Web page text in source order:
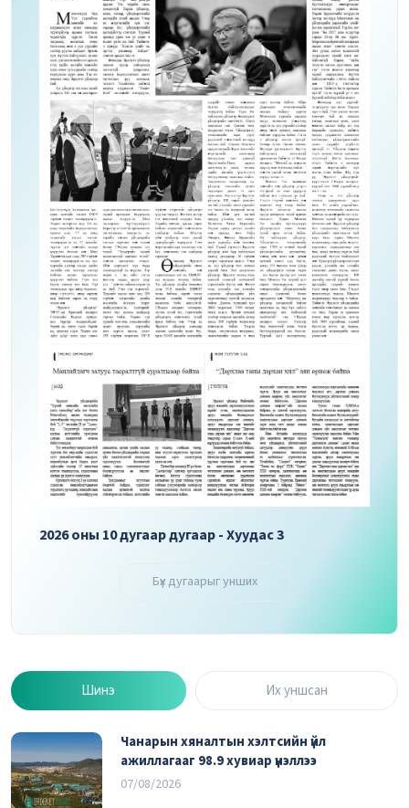
2026 оны 10 дугаар дугаар - Хуудас 3
Бүх дугаарыг унших
Шинэ Их уншсан
Чанарын хяналтын хэлтсийн үйл
ажиллагааг 98.9 хувиар үнэллээ
07/08/2026